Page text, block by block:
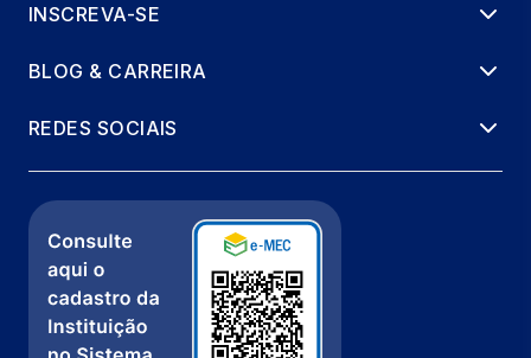
INSCREVA-SE
BLOG & CARREIRA
REDES SOCIAIS